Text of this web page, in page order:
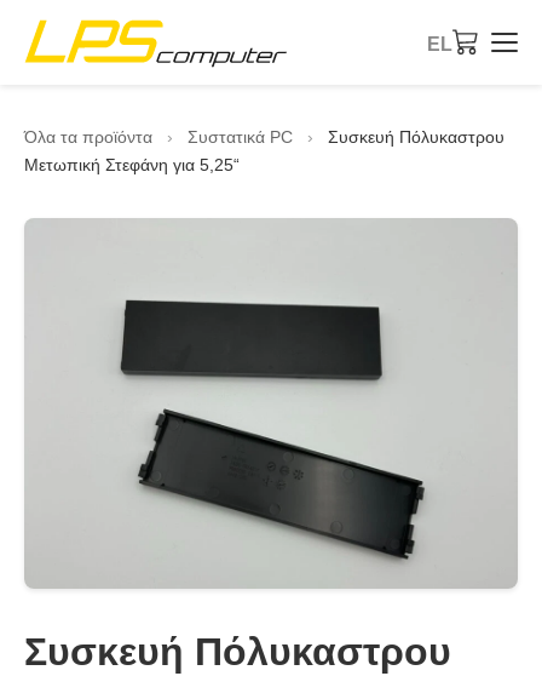
EL
Σχετικά με την εταιρεία
Όλα τα προϊόντα › Συστατικά PC ›
Συσκευή Πόλυκαστρου
Μετωπική Στεφάνη για 5,25“
Συσκευή Πόλυκαστρου